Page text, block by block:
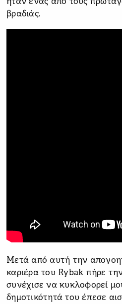
βραδιάς.
Μετά από αυτή την
καριέρα του Rybak πήρε
συνέχισε να κυκλοφορεί
δημοτικότητά του έπεσε